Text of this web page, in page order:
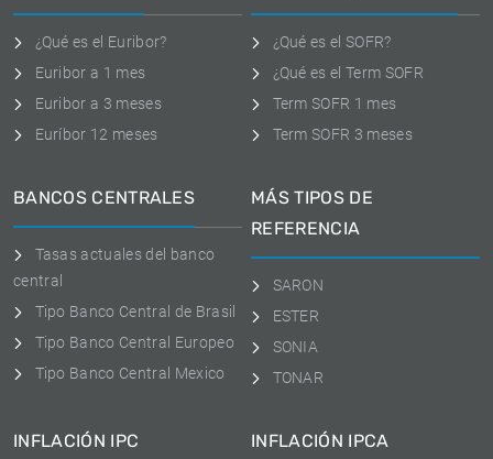
¿Qué es el Euribor?
Euribor a 1 mes
Euribor a 3 meses
Euríbor 12 meses
¿Qué es el SOFR?
¿Qué es el Term SOFR
Term SOFR 1 mes
Term SOFR 3 meses
BANCOS CENTRALES
Tasas actuales del banco
central
Tipo Banco Central de Brasil
Tipo Banco Central Europeo
Tipo Banco Central Mexico
MÁS TIPOS DE
REFERENCIA
SARON
ESTER
SONIA
TONAR
INFLACIÓN IPC INFLACIÓN IPCA